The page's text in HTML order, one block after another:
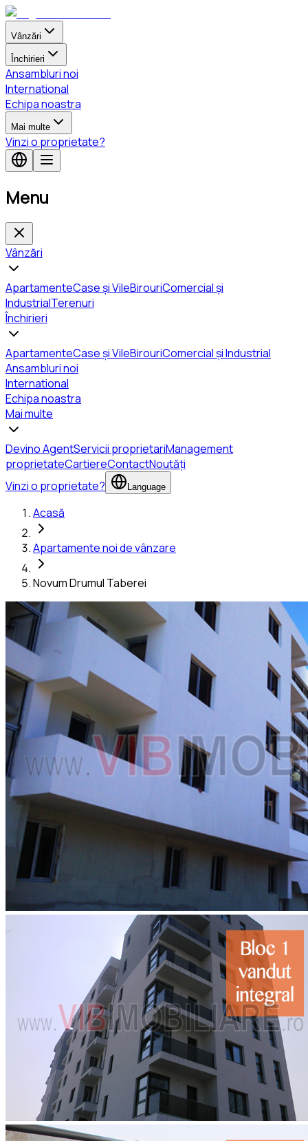
Vânzări
Închirieri
Ansambluri noi
International
Echipa noastra
Mai multe
Vinzi o proprietate?
Menu
Vânzări
ApartamenteCase și VileBirouriComercial și
IndustrialTerenuri
Închirieri
ApartamenteCase și VileBirouriComercial și Industrial
Ansambluri noi
International
Echipa noastra
Mai multe
Devino AgentServicii proprietariManagement
proprietateCartiereContactNoutăți
Vinzi o proprietate?
Language
Acasă
Apartamente noi de vânzare
Novum Drumul Taberei